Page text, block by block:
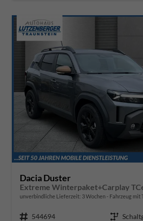
Dacia Duster
Extreme Winterpaket+Carplay
unverbindliche Lieferzeit: 3 Wochen Fahrzeug mit
Fahrzeugnr. 544694 Getriebe